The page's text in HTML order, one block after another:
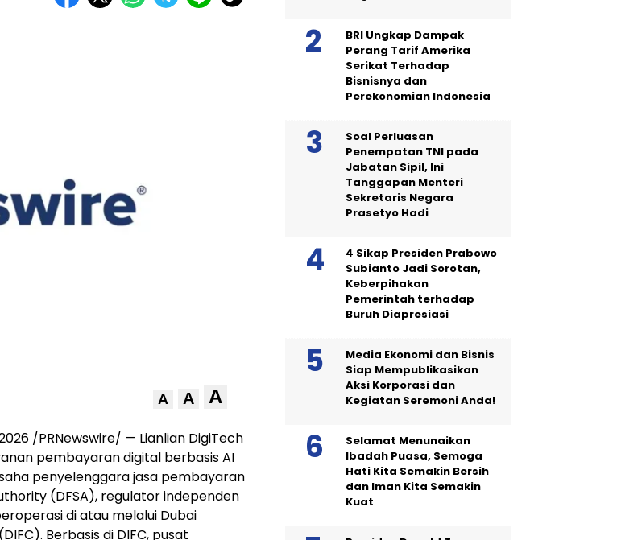
A A A
/PRNewswire/ — Lianlian DigiTech
pembayaran digital berbasis AI
penyelenggara jasa pembayaran
(DFSA), regulator independen
di atau melalui Dubai
Berbasis di DIFC, pusat
BRI Ungkap Dampak
Perang Tarif Amerika
Serikat Terhadap
Bisnisnya dan
Perekonomian Indonesia
Soal Perluasan
Penempatan TNI pada
Jabatan Sipil, Ini
Tanggapan Menteri
Sekretaris Negara
Prasetyo Hadi
4 Sikap Presiden Prabowo
Subianto Jadi Sorotan,
Keberpihakan
Pemerintah terhadap
Buruh Diapresiasi
Media Ekonomi dan Bisnis
Siap Mempublikasikan
Aksi Korporasi dan
Kegiatan Seremoni Anda!
Selamat Menunaikan
Ibadah Puasa, Semoga
Hati Kita Semakin Bersih
dan Iman Kita Semakin
Kuat